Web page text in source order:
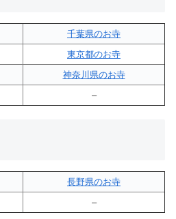
千葉県のお寺
東京都のお寺
神奈川県のお寺
–
長野県のお寺
–